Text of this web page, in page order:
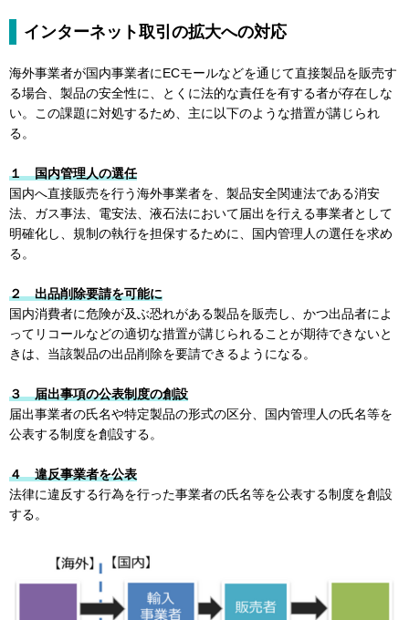
インターネット取引の拡大への対応
海外事業者が国内事業者にECモールなどを通じて直接製品を販売す
る場合、製品の安全性に、とくに法的な責任を有する者が存在しな
い。この課題に対処するため、主に以下のような措置が講じられ
る。
１ 国内管理人の選任
国内へ直接販売を行う海外事業者を、製品安全関連法である消安
法、ガス事法、電安法、液石法において届出を行える事業者として
明確化し、規制の執行を担保するために、国内管理人の選任を求め
る。
２ 出品削除要請を可能に
国内消費者に危険が及ぶ恐れがある製品を販売し、かつ出品者によ
ってリコールなどの適切な措置が講じられることが期待できないと
きは、当該製品の出品削除を要請できるようになる。
３ 届出事項の公表制度の創設
届出事業者の氏名や特定製品の形式の区分、国内管理人の氏名等を
公表する制度を創設する。
４ 違反事業者を公表
法律に違反する行為を行った事業者の氏名等を公表する制度を創設
する。